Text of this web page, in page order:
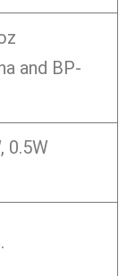
and BP-
0.5W